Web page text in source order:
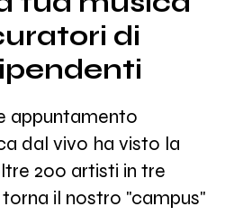
di
appuntamento
dal vivo ha visto la
200 artisti in tre
il nostro "campus"